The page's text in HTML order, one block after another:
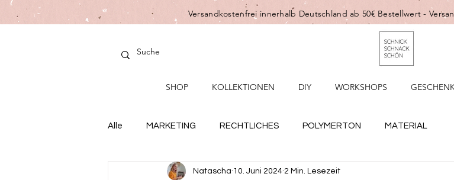
Versandkostenfrei innerhalb Deutschland ab 50€ Bestellwert -
SHOP KOLLEKTIONEN DIY WORKSHOPS
Alle MARKETING RECHTLICHES POLYMERTON MATERIAL
Natascha 10. Juni 2024 2 Min. Lesezeit